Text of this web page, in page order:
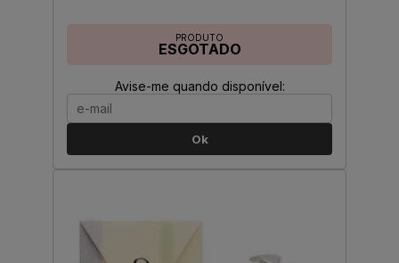
PRODUTO
ESGOTADO
Avise-me quando disponível:
Ok